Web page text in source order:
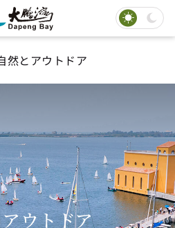
然とアウトドア
ウトドア